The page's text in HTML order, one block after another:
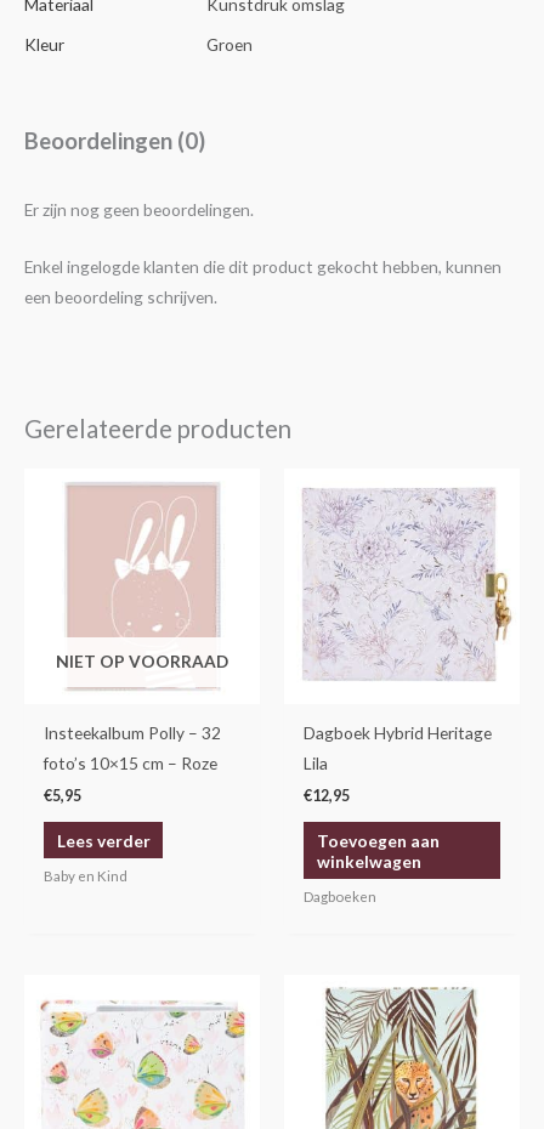
Materiaal
Kunstdruk omslag
Kleur
Groen
Beoordelingen (0)
Er zijn nog geen beoordelingen.
Enkel ingelogde klanten die dit product gekocht hebben, kunnen
een beoordeling schrijven.
Gerelateerde producten
NIET OP VOORRAAD
Insteekalbum Polly – 32
foto’s 10×15 cm – Roze
€5,95
Lees verder
Baby en Kind
Dagboek Hybrid Heritage
Lila
€12,95
Toevoegen aan
winkelwagen
Dagboeken